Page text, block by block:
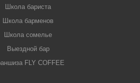
Школа бариста
Школа барменов
Школа сомелье
Выездной бар
FLY COFFEE